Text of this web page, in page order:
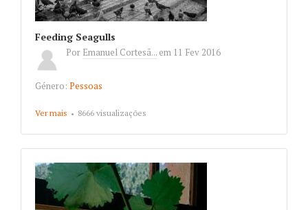
Feeding Seagulls
Por Emanuel Cortesã... em 11 Fev 2016
Género: Pessoas
Ver mais about Feeding Seagulls
8666 visualizações